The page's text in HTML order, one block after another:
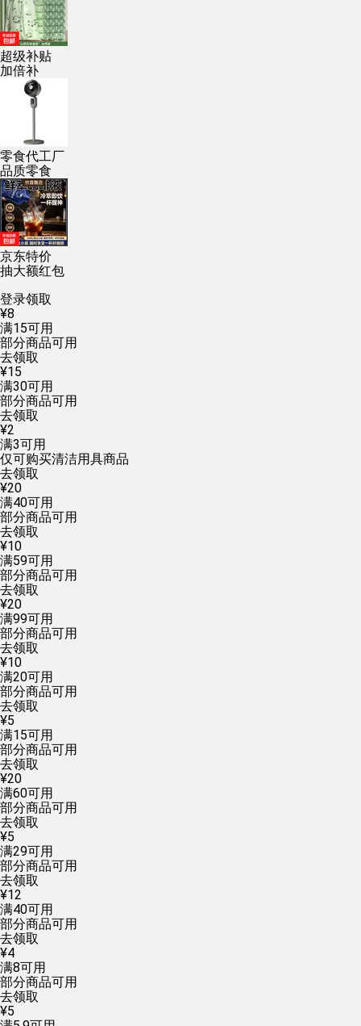
超级补贴
加倍补
零食代工厂
品质零食
京东特价
抽大额红包
登录领取
¥8
满15可用
部分商品可用
去领取
¥15
满30可用
部分商品可用
去领取
¥2
满3可用
仅可购买清洁用具商品
去领取
¥20
满40可用
部分商品可用
去领取
¥10
满59可用
部分商品可用
去领取
¥20
满99可用
部分商品可用
去领取
¥10
满20可用
部分商品可用
去领取
¥5
满15可用
部分商品可用
去领取
¥20
满60可用
部分商品可用
去领取
¥5
满29可用
部分商品可用
去领取
¥12
满40可用
部分商品可用
去领取
¥4
满8可用
部分商品可用
去领取
¥5